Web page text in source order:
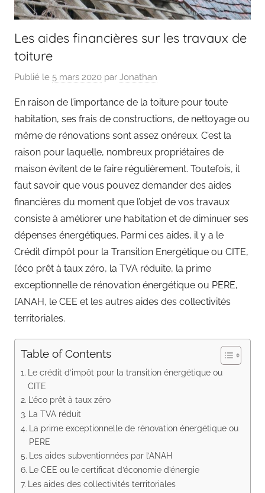
Les aides financières sur les travaux de
toiture
Publié le 5 mars 2020 par Jonathan
En raison de l’importance de la toiture pour toute
habitation, ses frais de constructions, de nettoyage ou
même de rénovations sont assez onéreux. C’est la
raison pour laquelle, nombreux propriétaires de
maison évitent de le faire régulièrement. Toutefois, il
faut savoir que vous pouvez demander des aides
financières du moment que l’objet de vos travaux
consiste à améliorer une habitation et de diminuer ses
dépenses énergétiques. Parmi ces aides, il y a le
Crédit d’impôt pour la Transition Energétique ou CITE,
l’éco prêt à taux zéro, la TVA réduite, la prime
exceptionnelle de rénovation énergétique ou PERE,
l’ANAH, le CEE et les autres aides des collectivités
territoriales.
Table of Contents
Le crédit d’impôt pour la transition énergétique ou
CITE
L’éco prêt à taux zéro
La TVA réduit
La prime exceptionnelle de rénovation énergétique ou
PERE
Les aides subventionnées par l’ANAH
Le CEE ou le certificat d’économie d’énergie
Les aides des collectivités territoriales